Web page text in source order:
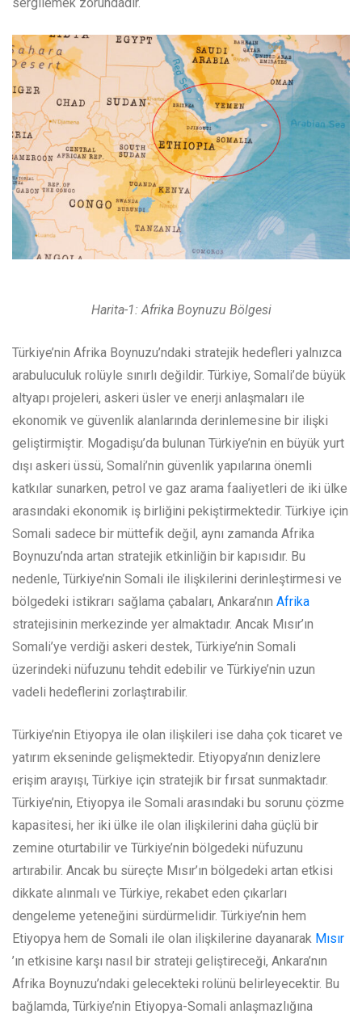
Harita-1: Afrika Boynuzu Bölgesi
Türkiye’nin Afrika Boynuzu’ndaki stratejik hedefleri yalnızca
arabuluculuk rolüyle sınırlı değildir. Türkiye, Somali’de büyük
altyapı projeleri, askeri üsler ve enerji anlaşmaları ile
ekonomik ve güvenlik alanlarında derinlemesine bir ilişki
geliştirmiştir. Mogadişu’da bulunan Türkiye’nin en büyük yurt
dışı askeri üssü, Somali’nin güvenlik yapılarına önemli
katkılar sunarken, petrol ve gaz arama faaliyetleri de iki ülke
arasındaki ekonomik iş birliğini pekiştirmektedir. Türkiye için
Somali sadece bir müttefik değil, aynı zamanda Afrika
Boynuzu’nda artan stratejik etkinliğin bir kapısıdır. Bu
nedenle, Türkiye’nin Somali ile ilişkilerini derinleştirmesi ve
bölgedeki istikrarı sağlama çabaları, Ankara’nın Afrika
stratejisinin merkezinde yer almaktadır. Ancak Mısır’ın
Somali’ye verdiği askeri destek, Türkiye’nin Somali
üzerindeki nüfuzunu tehdit edebilir ve Türkiye’nin uzun
vadeli hedeflerini zorlaştırabilir.
Türkiye’nin Etiyopya ile olan ilişkileri ise daha çok ticaret ve
yatırım ekseninde gelişmektedir. Etiyopya’nın denizlere
erişim arayışı, Türkiye için stratejik bir fırsat sunmaktadır.
Türkiye’nin, Etiyopya ile Somali arasındaki bu sorunu çözme
kapasitesi, her iki ülke ile olan ilişkilerini daha güçlü bir
zemine oturtabilir ve Türkiye’nin bölgedeki nüfuzunu
artırabilir. Ancak bu süreçte Mısır’ın bölgedeki artan etkisi
dikkate alınmalı ve Türkiye, rekabet eden çıkarları
dengeleme yeteneğini sürdürmelidir. Türkiye’nin hem
Etiyopya hem de Somali ile olan ilişkilerine dayanarak Mısır
’ın etkisine karşı nasıl bir strateji geliştireceği, Ankara’nın
Afrika Boynuzu’ndaki gelecekteki rolünü belirleyecektir. Bu
bağlamda, Türkiye’nin Etiyopya-Somali anlaşmazlığına